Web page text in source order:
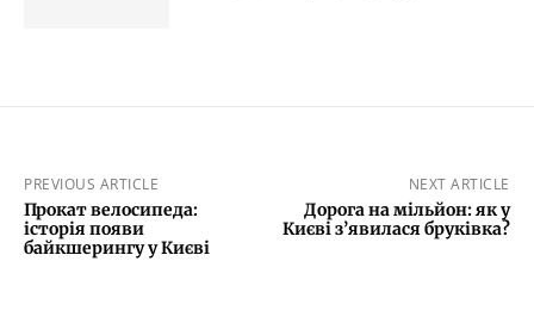
PREVIOUS ARTICLE
Прокат велосипеда:
історія появи
байкшерингу у Києві
NEXT ARTICLE
Дорога на мільйон: як у
Києві з’явилася бруківка?